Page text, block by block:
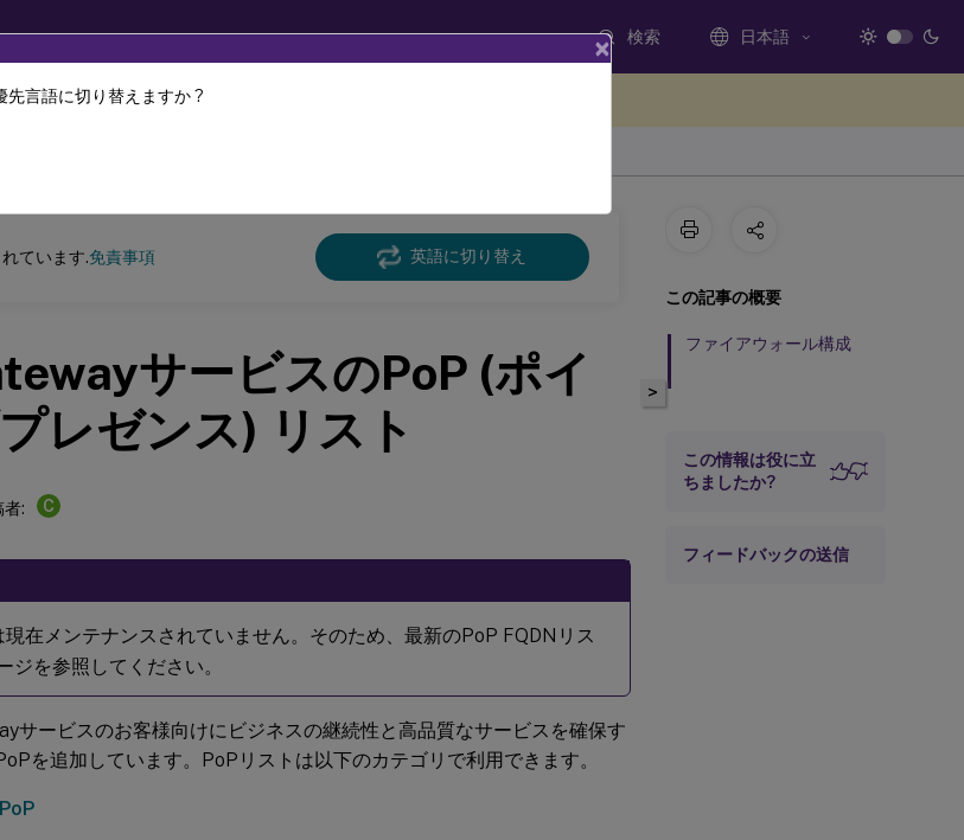
検索 日本語
訳されています。
ています.免責事項 英語に切り替え
サービスのPoP (ポイ
レゼンス) リスト
者: C
現在メンテナンスされていません。そのため、最新のPoP FQDNリス
ジを参照してください。
サービスのお客様向けにビジネスの継続性と高品質なサービスを確保す
を追加しています。PoPリストは以下のカテゴリで利用できます。
>
この記事の概要
ファイアウォール構成
この情報は役に立
ちましたか?
フィードバックの送信
×
先言語に切り替えますか ?